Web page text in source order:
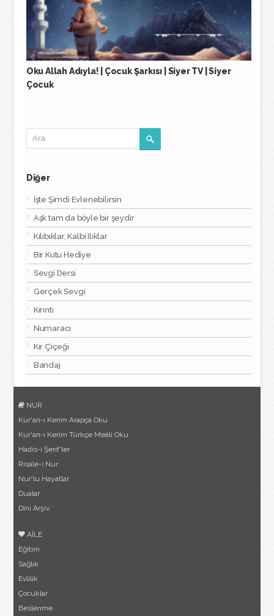
Oku Allah Adıyla! | Çocuk Şarkısı | Siyer TV | Siyer
Çocuk
Diğer
İşte Şimdi Evlenebilirsin
Aşk tam da böyle bir şeydir
Kılıbıklar, Kalbi Ilıklar
Bir Kutu Hediye
Sevgi Dersi
Gerçek Sevgi
Kırıntı
Numaracı
Kır Çiçeği
Bandaj
NUR
Kur'an-ı Kerim Arapça Oku
Kur'an-ı Kerim Türkçe Meâli Oku
Hadis-i Şerif'ler
Risale-i Nur
Nur'lu Hayatlar
Dualar
Dini Arşiv
AİLE
Eğitim
Sağlık
Evlilik
Çocuklar
Beslenme